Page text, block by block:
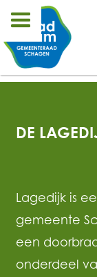
DE
Lagedijk is
gemeente
een
onderdeel